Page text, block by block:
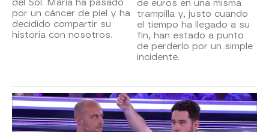
del Sol. María ha pasado
por un cáncer de piel y ha
decidido compartir su
historia con nosotros.
de euros en una misma
trampilla y, justo cuando
el tiempo ha llegado a su
fin, han estado a punto
de perderlo por un simple
incidente.